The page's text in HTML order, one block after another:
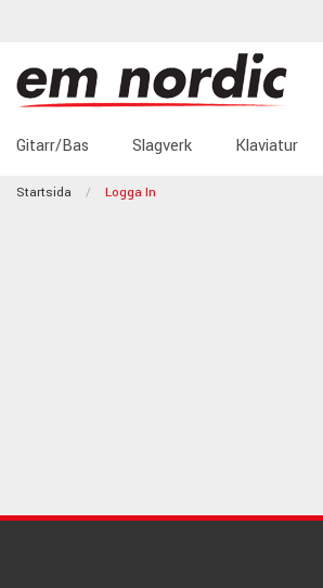
Gitarr/Bas Slagverk Klaviatur
Startsida Logga In